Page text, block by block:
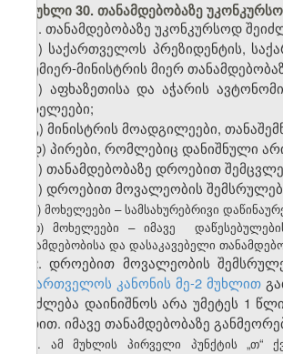
მუხლი 30. თანამდებობაზე
1. თანამდებობაზე უკონკურსოდ
ა) საქართველოს პრეზიდენტის,
პრემიერ-მინისტრის მიერ
ბ) აფხაზეთისა და აჭარის
მოხელეები;
გ) მინისტრის მოადგილეები,
დ) პირები, რომლებიც დანიშნული
ე) თანამდებობაზე დროებით
ვ) დროებით მოვალეობის
) მოხელეები –სამსახურებრივი
თ) მოხელეები – იმავე
თანამდებობისა და დასაკავებელი
2. დროებით მოვალეობის
საქართველოს კანონის მე-2 მუხლით
შეიძლება დაინიშნოს არა უმეტეს 1
ვადით. იმავე თანამდებობაზე
3. ამ მუხლის პირველი პუნქტის „თ“